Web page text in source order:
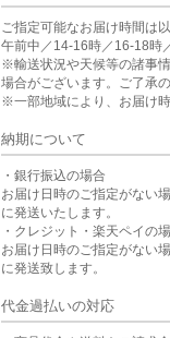
ご指定可能なお届け時間は
午前中／14-16時／16-18時
※輸送状況や天候等の諸事
場合がございます。ご了承
※一部地域により、お届け
納期について
・銀行振込の場合
お届け日時のご指定がない
に発送いたします。
・クレジット・楽天ペイの
お届け日時のご指定がない
に発送致します。
代金過払いの対応